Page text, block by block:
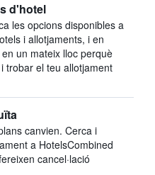
d'hotel
les opcions disponibles a
i allotjaments, i en
un mateix lloc perquè
trobar el teu allotjament
canvien. Cerca i
a HotelsCombined
cancel·lació